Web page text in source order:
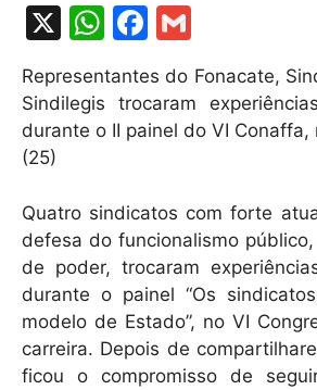
X
W
at
s
p
p
F
c
e
o
o
k
m
ai
l
Representantes do Fonacate,
Sindilegis trocaram
durante o II painel do VI
(25)
Quatro sindicatos com forte
defesa do funcionalismo
de poder, trocaram
durante o painel “Os
modelo de Estado”, no VI
carreira. Depois de
ficou o compromisso de